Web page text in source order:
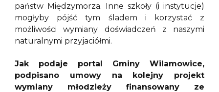
państw Międzymorza. Inne szkoły (i instytucje)
mogłyby pójść tym śladem i korzystać z
możliwości wymiany doświadczeń z naszymi
naturalnymi przyjaciółmi.
Jak podaje portal Gminy Wilamowice,
podpisano umowy na kolejny projekt
wymiany młodzieży finansowany ze